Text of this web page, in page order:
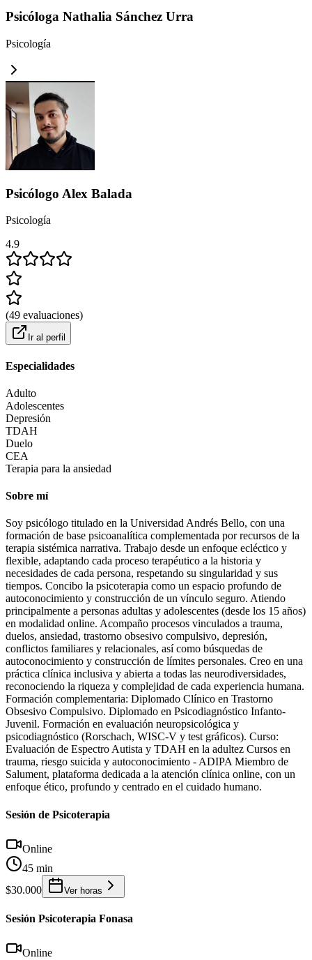
Psicóloga Nathalia Sánchez Urra
Psicología
Psicólogo Alex Balada
Psicología
4.9
(49 evaluaciones)
Ir al perfil
Especialidades
Adulto
Adolescentes
Depresión
TDAH
Duelo
CEA
Terapia para la ansiedad
Sobre mí
Soy psicólogo titulado en la Universidad Andrés Bello, con una
formación de base psicoanalítica complementada por recursos de la
terapia sistémica narrativa. Trabajo desde un enfoque ecléctico y
flexible, adaptando cada proceso terapéutico a la historia y
necesidades de cada persona, respetando su singularidad y sus
tiempos. Concibo la psicoterapia como un espacio profundo de
autoconocimiento y construcción de un vínculo seguro. Atiendo
principalmente a personas adultas y adolescentes (desde los 15 años)
en modalidad online. Acompaño procesos vinculados a trauma,
duelos, ansiedad, trastorno obsesivo compulsivo, depresión,
conflictos familiares y relacionales, así como búsquedas de
autoconocimiento y construcción de límites personales. Creo en una
práctica clínica inclusiva y abierta a todas las neurodiversidades,
reconociendo la riqueza y complejidad de cada experiencia humana.
Formación complementaria: Diplomado Clínico en Trastorno
Obsesivo Compulsivo. Diplomado en Psicodiagnóstico Infanto-
Juvenil. Formación en evaluación neuropsicológica y
psicodiagnóstico (Rorschach, WISC-V y test gráficos). Curso:
Evaluación de Espectro Autista y TDAH en la adultez Cursos en
trauma, riesgo suicida y autoconocimiento - ADIPA Miembro de
Salument, plataforma dedicada a la atención clínica online, con un
enfoque ético, profundo y centrado en el cuidado humano.
Sesión de Psicoterapia
Online
45 min
$30.000
Ver horas
Sesión Psicoterapia Fonasa
Online